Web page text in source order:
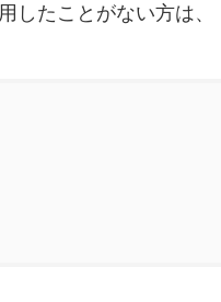
したことがない方は、